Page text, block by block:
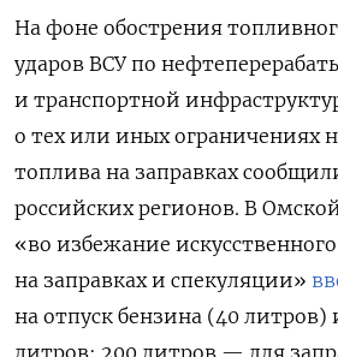
ПОДПИСАТЬСЯ
На фоне обострения
ударов ВСУ по
и транспортной
о тех или иных ограничениях
топлива на заправках
российских регионов. В
«во избежание
на заправках и спекуляции»
на отпуск бензина (40 литров)